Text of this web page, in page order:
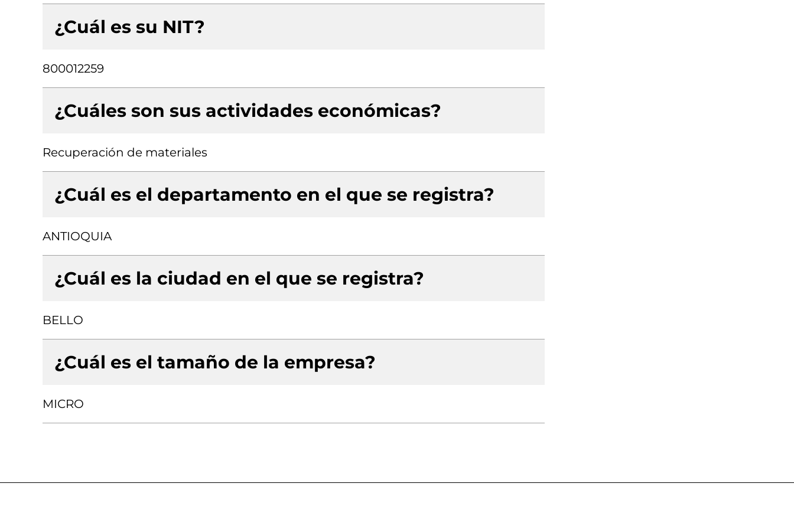
¿Cuál es su NIT?
800012259
¿Cuáles son sus actividades económicas?
Recuperación de materiales
¿Cuál es el departamento en el que se registra?
ANTIOQUIA
¿Cuál es la ciudad en el que se registra?
BELLO
¿Cuál es el tamaño de la empresa?
MICRO